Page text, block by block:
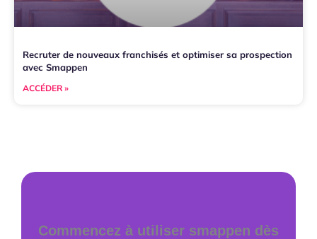
Recruter de nouveaux franchisés et optimiser sa prospection
avec Smappen
ACCÉDER »
Commencez à utiliser smappen dès